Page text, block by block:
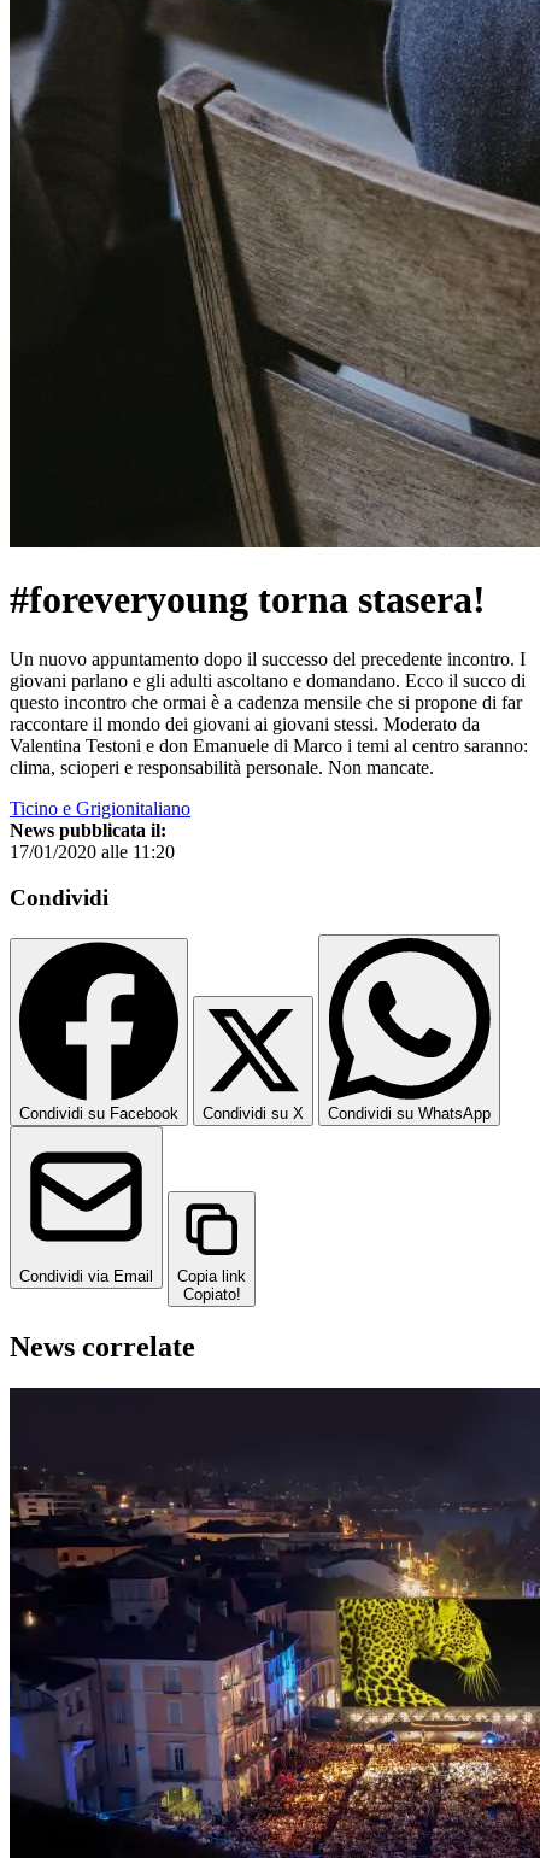
#foreveryoung torna stasera!
Un nuovo appuntamento dopo il successo del precedente incontro. I
giovani parlano e gli adulti ascoltano e domandano. Ecco il succo di
questo incontro che ormai è a cadenza mensile che si propone di far
raccontare il mondo dei giovani ai giovani stessi. Moderato da
Valentina Testoni e don Emanuele di Marco i temi al centro saranno:
clima, scioperi e responsabilità personale. Non mancate.
Ticino e Grigionitaliano
News pubblicata il:
17/01/2020 alle 11:20
Condividi
Condividi su Facebook Condividi su X Condividi su WhatsApp
Condividi via Email
Copia link
Copiato!
News correlate